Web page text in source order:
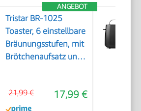
ANGEBOT
Tristar BR-1025
Toaster, 6 einstellbare
Bräunungsstufen, mit
Brötchenaufsatz und
17,99 €
21,99 €